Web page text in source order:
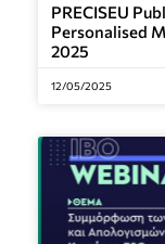
PRECISEU
Personalised
2025
12/05/2025